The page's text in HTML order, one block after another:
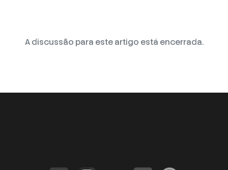
A discussão para este artigo está encerrada.